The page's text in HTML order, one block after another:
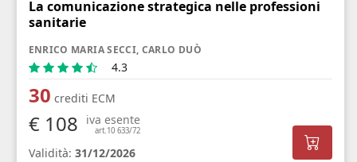
La comunicazione strategica nelle professioni
sanitarie
ENRICO MARIA SECCI, CARLO DUÒ
4.3
30 crediti ECM
€ 108 iva esente
art.10 633/72
Validità: 31/12/2026